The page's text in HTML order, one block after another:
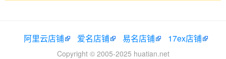
阿里云店铺 爱名店铺 易名店铺 17ex店铺
Copyright © 2005-2025 huatian.net